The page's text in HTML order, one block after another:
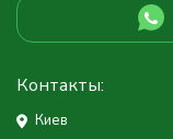
Контакты:
Киев